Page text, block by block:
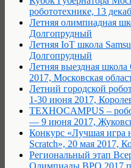
робототехнике, 13
Летняя олимпиадная
Долгопрудный
Летняя IoT школа
Долгопрудный
Летняя выездная школа
2017, Московская
Летний городской
1-30 июня 2017,
TEXHOCAMPUS –
— 9 июня 2017,
Конкурс «Лучшая игра
Scratch», 20 мая 2017,
Региональный этап